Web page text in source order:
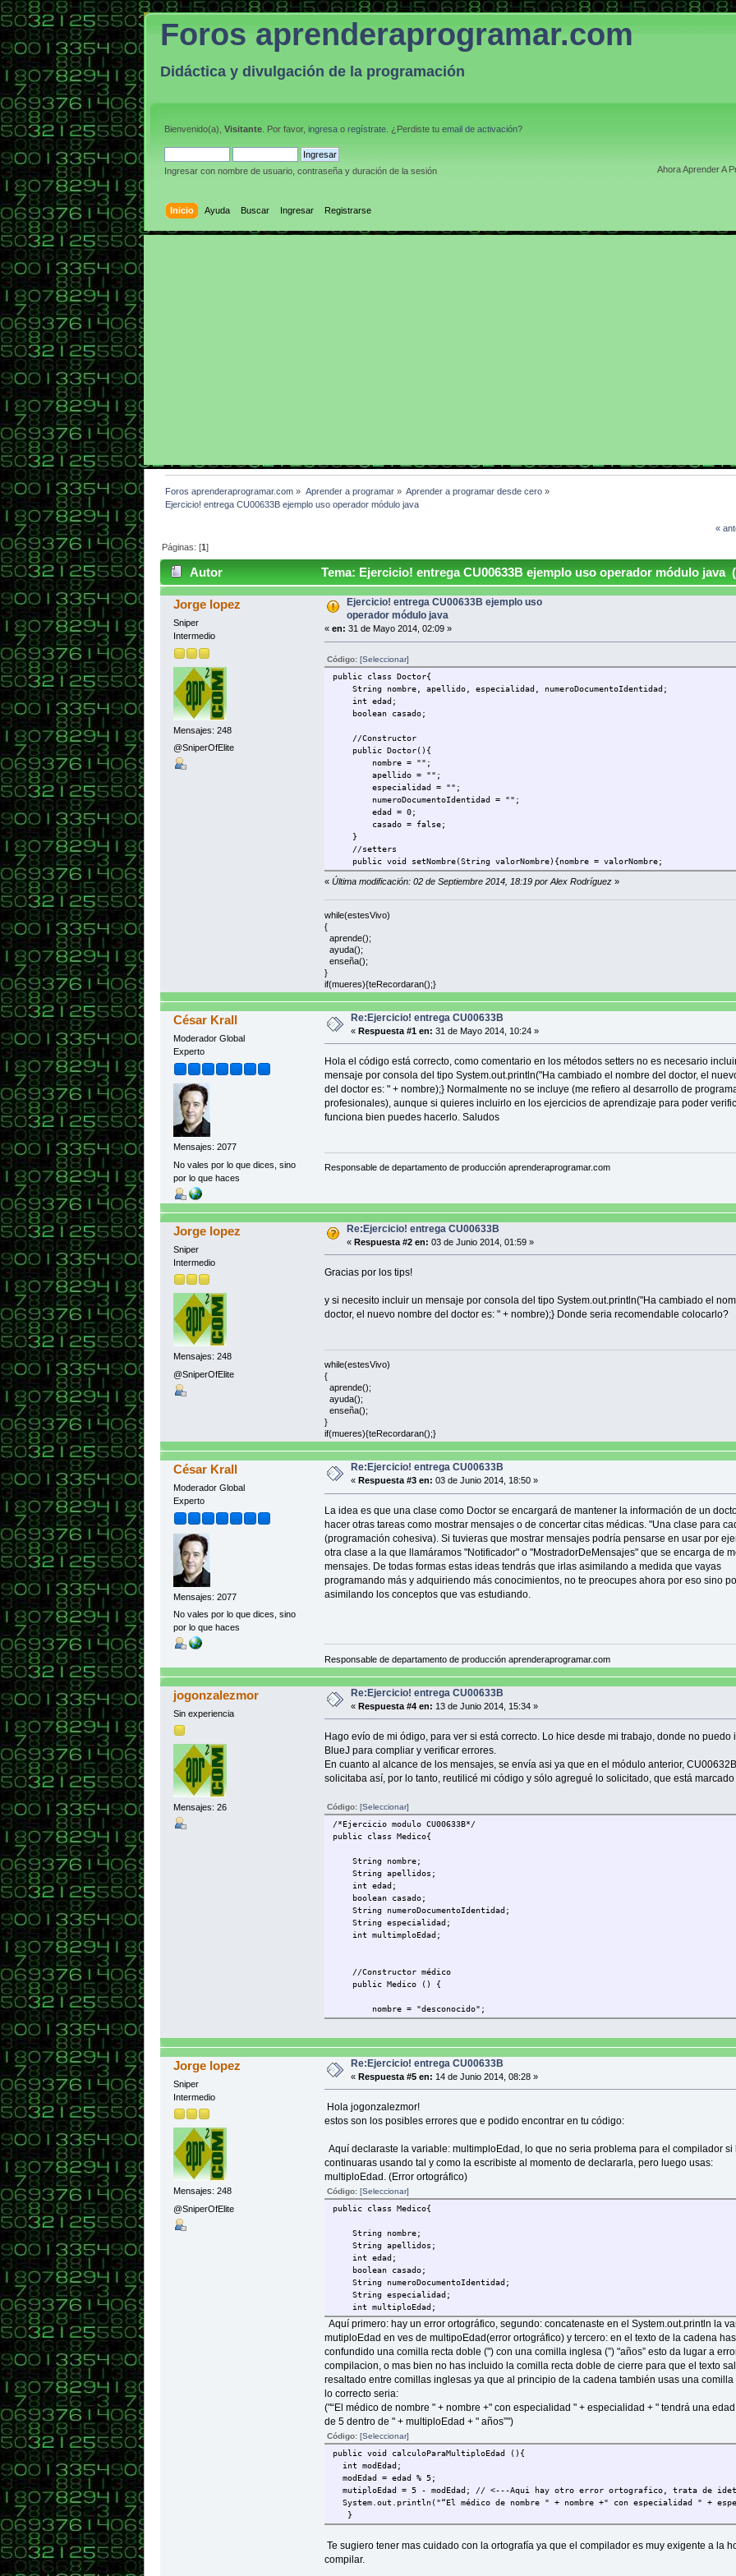
Foros aprenderaprogramar.com
Didáctica y divulgación de la programación
Bienvenido(a), Visitante . Por favor, ingresa o regístrate . ¿Perdiste tu email de activación?
Ingresar con nombre de usuario, contraseña y duración de la sesión
Ahora Aprender A
Inicio Ayuda Buscar Ingresar Registrarse
Foros aprenderaprogramar.com » Aprender a programar» Aprender a programar desde cero»
Ejercicio! entrega CU00633B ejemplo uso operador módulo java
«
Páginas: [1]
Autor
Tema: Ejercicio! entrega CU00633B ejemplo uso operador módulo java
7276 veces)
Jorge lopez
Sniper
Intermedio
Mensajes: 248
@SniperOfElite
Ejercicio! entrega CU00633B ejemplo uso
operador módulo java
« en: 31 de Mayo 2014, 02:09 »
Código: [Seleccionar]
public class Doctor{
String nombre, apellido, especialidad, numeroDocumentoIdentidad;
int edad;
boolean casado;
//Constructor
public Doctor(){
nombre = "";
apellido = "";
especialidad = "";
numeroDocumentoIdentidad = "";
edad = 0;
casado = false;
}
//setters
public void setNombre(String valorNombre){nombre = valorNombre;
System.out.println("Ha cambiado el nombre del doctor, el nuevo nombre del
public void setApellido(String valorApellido){apellido = valorApellido;
System.out.println("Ha cambiado el apellido del doctor " + nombre + ", su
public void setEspecialidad(String valorEspecialidad){especialidad =
System.out.println("Ha cambiado la especialidad del doctor " + nombre +" "+
". La nueva especialidad del doctor es: " + especialidad);}
public void setNumeroDocumentoIdentidad(String
System.out.println("Ha cambiado el ID del doctor " + nombre +" "+ apellido
public void setEdad(int valorEdad){edad = valorEdad;
System.out.println("Ha cambiado la edad del doctor: " + nombre +" "+
" años.");}
public void setCasado(boolean valorCasado){casado = valorCasado;
System.out.println("Ha cambiado el estado civil del doctor: " + nombre+" "+
", el nuevo valor del estado civil del doctor ahora es: " + casado);}
public void mostrarMultiploEdad(){
proximoMultiplo5Edad = 5 -(edad%5);
System.out.println("El doctor de nombre " + nombre +" "+ apellido + ", ID: "
ultimoMultiplo5Edad + " años y tendra una proxima edad multiplo de 5
//setters
public String getNombre(){return nombre;}
public String getApellido(){return apellido;}
public String getNumeroDocumentoIdentidad(){return numeroDocumentoIdentidad;}
public boolean getCasado(){return casado;}
« Última modificación: 02 de Septiembre 2014, 18:19 por Alex Rodríguez»
while(estesVivo)
{
aprende();
ayuda();
enseña();
}
if(mueres){teRecordaran();}
César Krall
Moderador Global
Experto
Mensajes: 2077
No vales por lo que dices, sino
por lo que haces
Re:Ejercicio! entrega CU00633B
« Respuesta #1 en: 31 de Mayo 2014, 10:24 »
Hola el código está correcto, como comentario en los métodos setters no es necesario
mensaje por consola del tipo System.out.println("Ha cambiado el nombre del doctor, el
del doctor es: " + nombre);} Normalmente no se incluye (me refiero al desarrollo de
profesionales), aunque si quieres incluirlo en los ejercicios de aprendizaje para poder
funciona bien puedes hacerlo. Saludos
Responsable de departamento de producción aprenderaprogramar.com
Jorge lopez
Sniper
Intermedio
Mensajes: 248
@SniperOfElite
Re:Ejercicio! entrega CU00633B
« Respuesta #2 en: 03 de Junio 2014, 01:59 »
Gracias por los tips!
y si necesito incluir un mensaje por consola del tipo System.out.println("Ha cambiado el
doctor, el nuevo nombre del doctor es: " + nombre);} Donde seria recomendable colocarlo?
while(estesVivo)
{
aprende();
ayuda();
enseña();
}
if(mueres){teRecordaran();}
César Krall
Moderador Global
Experto
Mensajes: 2077
No vales por lo que dices, sino
por lo que haces
Re:Ejercicio! entrega CU00633B
« Respuesta #3 en: 03 de Junio 2014, 18:50 »
La idea es que una clase como Doctor se encargará de mantener la información de un
hacer otras tareas como mostrar mensajes o de concertar citas médicas. "Una clase para
(programación cohesiva). Si tuvieras que mostrar mensajes podría pensarse en usar por
otra clase a la que llamáramos "Notificador" o "MostradorDeMensajes" que se encarga de
mensajes. De todas formas estas ideas tendrás que irlas asimilando a medida que vayas
programando más y adquiriendo más conocimientos, no te preocupes ahora por eso sino
asimilando los conceptos que vas estudiando.
Responsable de departamento de producción aprenderaprogramar.com
jogonzalezmor
Sin experiencia
Mensajes: 26
Re:Ejercicio! entrega CU00633B
« Respuesta #4 en: 13 de Junio 2014, 15:34 »
Hago evío de mi ódigo, para ver si está correcto. Lo hice desde mi trabajo, donde no puedo
BlueJ para compliar y verificar errores.
En cuanto al alcance de los mensajes, se envía asi ya que en el módulo anterior,
solicitaba así, por lo tanto, reutilicé mi código y sólo agregué lo solicitado, que está marcado
Código: [Seleccionar]
/*Ejercicio modulo CU00633B*/
public class Medico{
String nombre;
String apellidos;
int edad;
boolean casado;
String numeroDocumentoIdentidad;
String especialidad;
int multimploEdad;
//Constructor médico
public Medico () {
nombre = "desconocido";
apellidos = "desconocido";
casado = false;
numeroDocumentoIdentidad = "desconocido" ;
especialidad = "desconocida";
multiploEdad = 0;
//Métodos setter
public void setNombre(String valorNombre){
nombre = valorNombre;
System.out.println("Ha cambiado el nombre del médico a: " + nombre);
}
apellidos = valorApellidos;
System.out.println("Han cambiado los apellidos del médico a: " +
}
public void setEdad(int valorEdad){
edad = valorEdad;
System.out.println("Ha cambiado la edad del medico a: " + edad);
}
public void setCasado(boolean valorCasado){
casado = valorCasado;
if (casado == true) {
System.out.println("El estado civil del médico ha cambiado casado");}
else {System.out.println("El estado civil del médico ha cambiado a
public void setNumeroDocumentoIdentidad(String valorNumeroDocumentoIdentidad){
numeroDocumentoIdentidad = valorNumeroDocumentoIdentidad;
System.out.println("El numero del documento de identidad del médico ha
}
public void setEspecialidad(String valorEspecialidad){
especialidad = valorEspecialidad;
System.out.println("La especialidad del médico ha cambiado a: " +
[color=blue][i][b]//Cálculo que permite saber en cuantos años el médico tendrá
Jorge lopez
Sniper
Intermedio
Mensajes: 248
@SniperOfElite
Re:Ejercicio! entrega CU00633B
« Respuesta #5 en: 14 de Junio 2014, 08:28 »
Hola jogonzalezmor!
estos son los posibles errores que e podido encontrar en tu código:
Aquí declaraste la variable: multimploEdad, lo que no seria problema para el compilador si
continuaras usando tal y como la escribiste al momento de declararla, pero luego usas:
multiploEdad. (Error ortográfico)
Código: [Seleccionar]
public class Medico{
String nombre;
String apellidos;
int edad;
boolean casado;
String numeroDocumentoIdentidad;
String especialidad;
int multiploEdad;
Aquí primero: hay un error ortográfico, segundo: concatenaste en el System.out.println la
mutiploEdad en ves de multipoEdad(error ortográfico) y tercero: en el texto de la cadena has
confundido una comilla recta doble (") con una comilla inglesa (”) "años” esto da lugar a
compilacion, o mas bien no has incluido la comilla recta doble de cierre para que el texto
resaltado entre comillas inglesas ya que al principio de la cadena también usas una comilla
lo correcto seria:
("“El médico de nombre " + nombre +" con especialidad " + especialidad + " tendrá una
de 5 dentro de " + multiploEdad + " años”")
Código: [Seleccionar]
public void calculoParaMultiploEdad (){
int modEdad;
modEdad = edad % 5;
mutiploEdad = 5 - modEdad; // <---Aqui hay otro error ortografico, trata de
System.out.println("“El médico de nombre " + nombre +" con especialidad " +
}
Te sugiero tener mas cuidado con la ortografía ya que el compilador es muy exigente a la
compilar.